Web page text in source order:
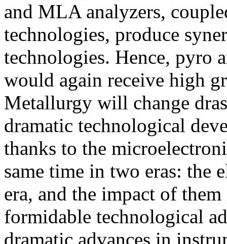
and MLA analyzers,
technologies, produce
technologies. Hence, pyro
would again receive high
Metallurgy will change
dramatic technological
thanks to the
same time in two eras: the
era, and the impact of
formidable technological
dramatic advances in